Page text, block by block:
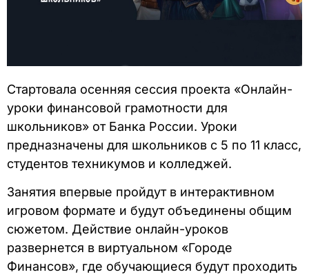
Стартовала осенняя сессия проекта «Онлайн-
уроки финансовой грамотности для
школьников» от Банка России. Уроки
предназначены для школьников с 5 по 11 класс,
студентов техникумов и колледжей.
Занятия впервые пройдут в интерактивном
игровом формате и будут объединены общим
сюжетом. Действие онлайн-уроков
развернется в виртуальном «Городе
Финансов», где обучающиеся будут проходить